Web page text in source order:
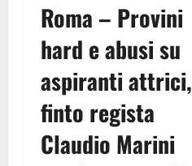
Roma – Provini
hard e abusi su
aspiranti attrici,
finto regista
Claudio Marini